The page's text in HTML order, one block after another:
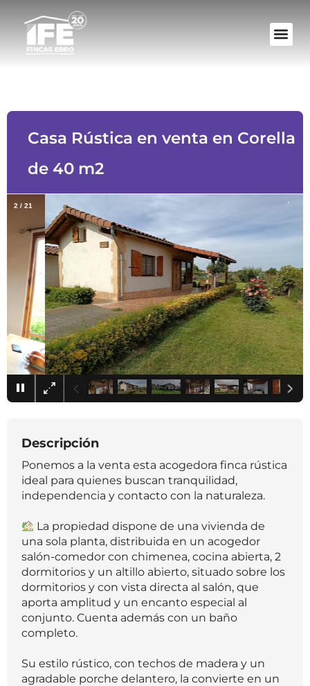
Casa Rústica en venta en Corella
de 40 m2
×
2 / 21
Descripción
Ponemos a la venta esta acogedora finca rústica
ideal para quienes buscan tranquilidad,
independencia y contacto con la naturaleza.
La propiedad dispone de una vivienda de
una sola planta, distribuida en un acogedor
salón-comedor con chimenea, cocina abierta, 2
dormitorios y un altillo abierto, situado sobre los
dormitorios y con vista directa al salón, que
aporta amplitud y un encanto especial al
conjunto. Cuenta además con un baño
completo.
Su estilo rústico, con techos de madera y un
agradable porche delantero, la convierte en un